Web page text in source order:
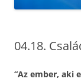
04.18.
“Az ember, aki